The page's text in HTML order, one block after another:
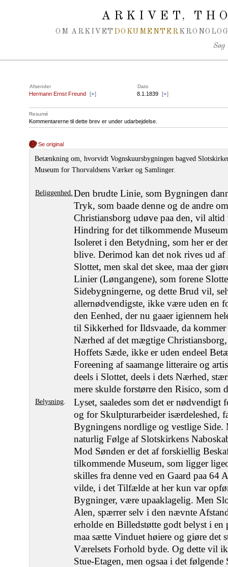
ARKIVET,
OM ARKIVET DOKUMENTER
Søg
Afsender Dato
Hermann Ernst Freund [+] 8.1.1839 [+]
Resumé
Kommentarerne til dette brev er under udarbejdelse.
Se original
Betænkning om, hvorvidt Vognskuursbygningen bagved
Museum for Thorvaldsens Værker og Samlinger.
Beliggenhed. Den brudte Linie, som Bygningen
Tryk, som baade denne og de andre
Christiansborg udøve paa den, vil
Hindring for det tilkommende
Isoleret i den Betydning, som her er
blive. Derimod kan det nok rives ud
Slottet, men skal det skee, maa der
Linier (Løngangene), som forene
Sidebygningerne, og dette Brud vil,
allernødvendigste, ikke være uden en
den Eenhed, der nu gaaer igiennem
til Sikkerhed for Ildsvaade, da
Nærhed af det mægtige
Hoffets Sæde, ikke er uden endeel
Foreening af saamange litteraire og
deels i Slottet, deels i dets Nærhed,
mere skulde forstørre den Risico, som
Belysning.
Lyset, saaledes som det er
og for Skulpturarbeider isærdeleshed,
Bygningens nordlige og vestlige Side.
naturlig Følge af Slotskirkens
Mod Sønden er det af forskiellig
tilkommende Museum, som ligger
skilles fra denne ved en Gaard paa 64
vilde, i det Tilfælde at her kun var
Bygninger, være upaaklagelig. Men
Alen, spærrer selv i den nævnte
erholde en Billedstøtte godt belyst i en
maa sætte Vinduet høiere og giøre det
Værelsets Forhold byde. Og dette vil
Stue-Etagen, men ogsaa i det